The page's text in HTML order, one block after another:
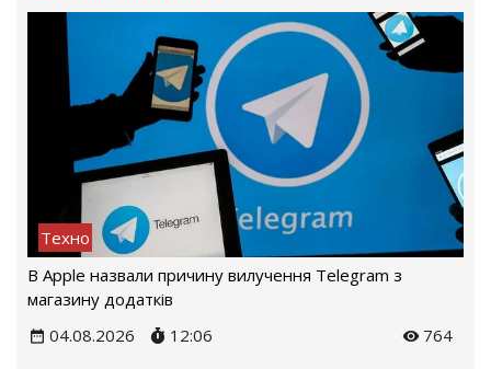
Техно
В Apple назвали причину вилучення Telegram з
магазину додатків
04.08.2026
12:06 764